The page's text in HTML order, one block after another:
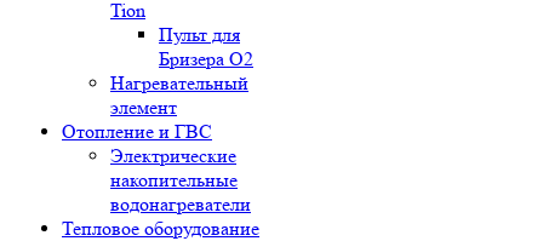
Tion
Пульт для
Бризера O2
Нагревательный
элемент
Отопление и ГВС
Электрические
накопительные
водонагреватели
Тепловое оборудование